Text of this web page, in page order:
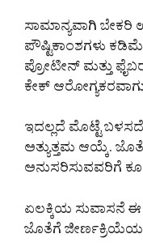
ಸಾಮಾನ್ಯವಾಗಿ ಬೇಕರಿ
ಪೌಷ್ಟಿಕಾಂಶಗಳು
ಪ್ರೋಟೀನ್ ಮತ್ತು
ಕೇಕ್
ಇದಲ್ಲದೆ ಮೊಟ್ಟೆ
ಅತ್ಯುತ್ತಮ ಆಯ್ಕೆ.
ಅನುಸರಿಸುವವರಿಗೆ
ಏಲಕ್ಕಿಯ ಸುವಾಸನೆ ಈ
ಜೊತೆಗೆ